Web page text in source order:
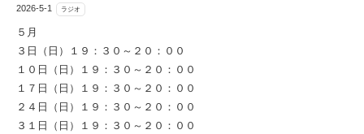
2026-5-1 ラジオ
５月
３日（日）１９：３０～２０：００
１０日（日）１９：３０～２０：００
１７日（日）１９：３０～２０：００
２４日（日）１９：３０～２０：００
３１日（日）１９：３０～２０：００